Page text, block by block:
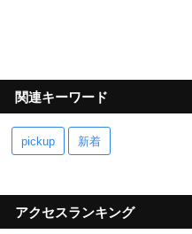
関連キーワード
pickup 新着
アクセスランキング